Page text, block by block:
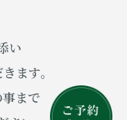
い
ます。
まで